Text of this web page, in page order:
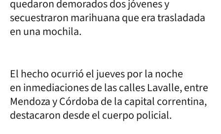
quedaron demorados dos jóvenes y
secuestraron marihuana que era trasladada
en una mochila.
El hecho ocurrió el jueves por la noche
en inmediaciones de las calles Lavalle, entre
Mendoza y Córdoba de la capital correntina,
destacaron desde el cuerpo policial.